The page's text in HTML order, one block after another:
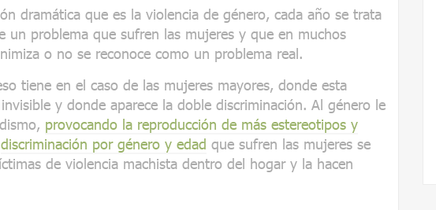
dramática que es la violencia de género, cada año se trata
un problema que sufren las mujeres y que en muchos
o no se reconoce como un problema real.
tiene en el caso de las mujeres mayores, donde esta
y donde aparece la doble discriminación. Al género le
provocando la reproducción de más estereotipos y
discriminación por género y edad que sufren las mujeres se
de violencia machista dentro del hogar y la hacen